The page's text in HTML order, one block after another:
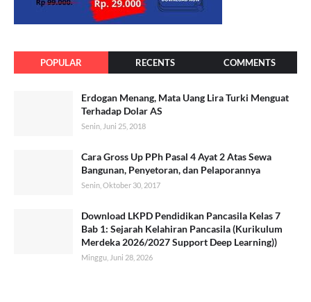
POPULAR RECENTS COMMENTS
Erdogan Menang, Mata Uang Lira Turki Menguat
Terhadap Dolar AS
Senin, Juni 25, 2018
Cara Gross Up PPh Pasal 4 Ayat 2 Atas Sewa
Bangunan, Penyetoran, dan Pelaporannya
Senin, Oktober 30, 2017
Download LKPD Pendidikan Pancasila Kelas 7
Bab 1: Sejarah Kelahiran Pancasila (Kurikulum
Merdeka 2026/2027 Support Deep Learning))
Minggu, Juni 28, 2026